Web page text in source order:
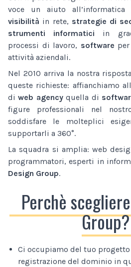
voce un aiuto
visibilità in rete, strategie di
strumenti informatici in
processi di lavoro, software
attività aziendali.
Nel 2010 arriva la nostra
queste richieste: affianchiamo
diweb agencyquella di
figure professionali nel
soddisfare le molteplici
supportarli a 360°.
La squadra si amplia: web
programmatori, esperti in
Design Group.
Perchè
Group?
Ci occupiamo del tuo progetto
registrazione del dominio in